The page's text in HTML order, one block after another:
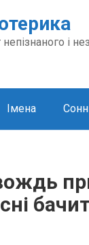
непізнаного і
Імена